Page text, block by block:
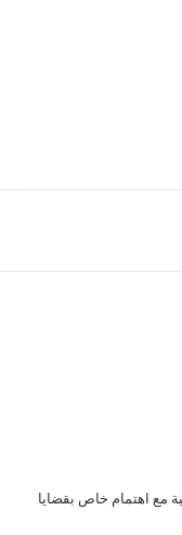
مع اهتمام خاص بقضايا